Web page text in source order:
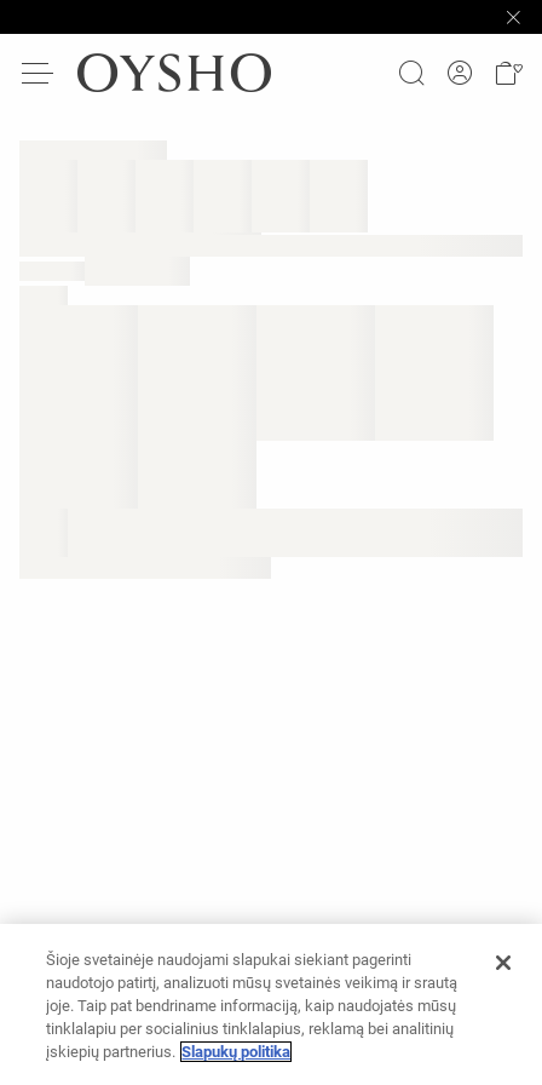
Šioje svetainėje naudojami slapukai siekiant pagerinti
naudotojo patirtį, analizuoti mūsų svetainės veikimą ir srautą
joje. Taip pat bendriname informaciją, kaip naudojatės mūsų
tinklalapiu per socialinius tinklalapius, reklamą bei analitinių
įskiepių partnerius. Slapukų politika